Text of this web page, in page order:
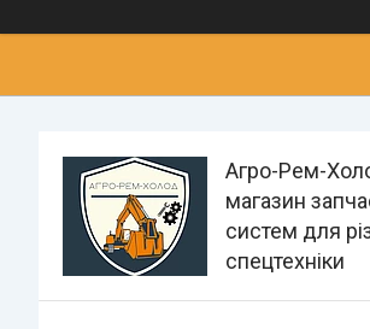
Агро-Рем-
магазин
систем для
спецтехніки